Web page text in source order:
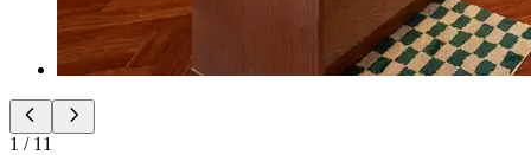
1 / 11